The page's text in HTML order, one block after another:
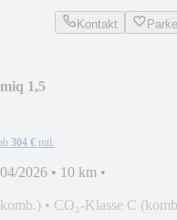
Kontakt
1,5
304 € mtl.
2026 • 10 km •
• CO₂-Klasse C